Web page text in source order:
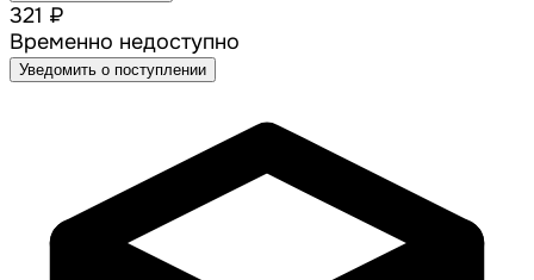
321 ₽
Временно недоступно
Уведомить о поступлении